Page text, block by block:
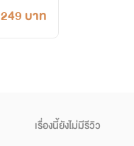
249 บาท
เรื่องนี้ยังไม่มีรีวิว